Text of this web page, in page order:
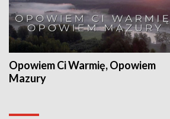
Opowiem Ci Warmię, Opowiem
Mazury